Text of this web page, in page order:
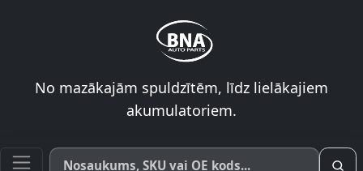
No mazākajām spuldzītēm, līdz lielākajiem
akumulatoriem.
Meklēt pēc produkta nosaukuma, SKU vai OE koda